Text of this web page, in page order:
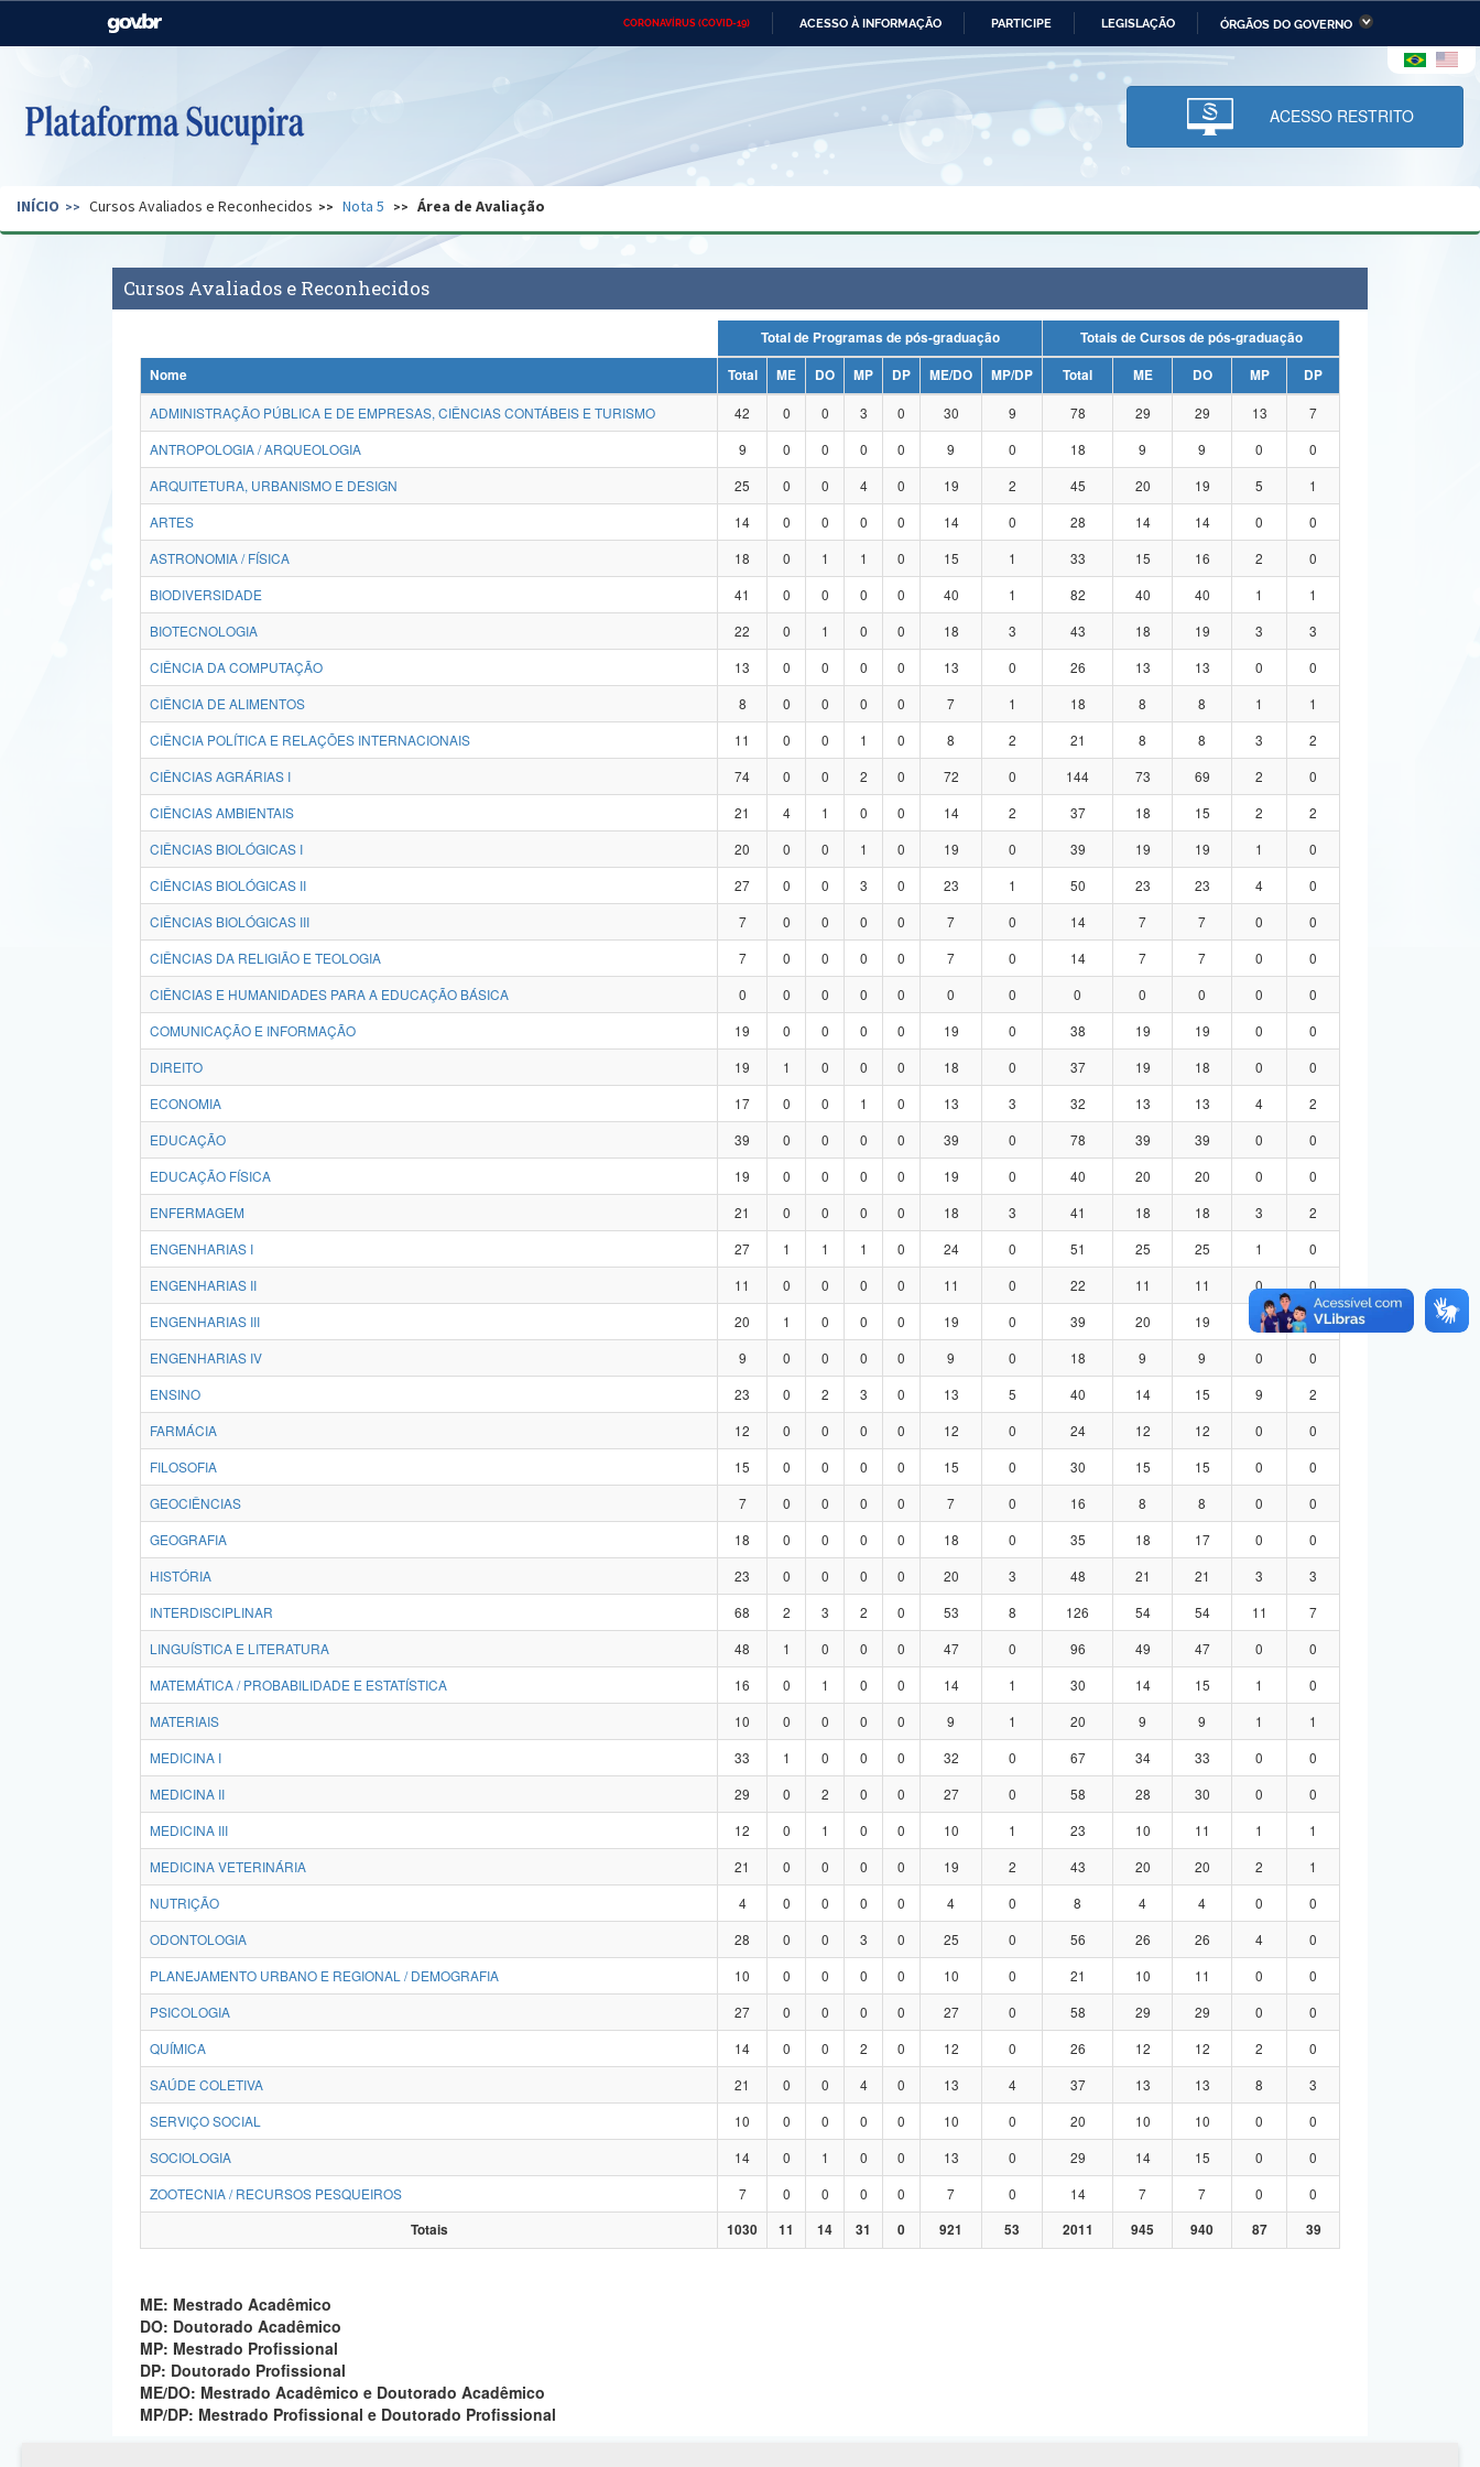
CORONAVÍRUS (COVID-19) ACESSO À INFORMAÇÃO PARTICIPE LEGISLAÇÃO ÓRGÃOS DO GOVERNO
Casa Civil Ministério das Relações Ministério da Economia Ministério da Infraestrutura
Pecuária e Abastecimento
Ministério da Ciência,
Tecnologia, Inovações e
Comunicações
Ministério do Desenvolvimento
Regional e dos Direitos Humanos
Secretaria de Governo Gabinete de Segurança Advocacia-Geral da União Banco Central do Brasil Planalto
ACESSO RESTRITO
INÍCIO Cursos Avaliados e Reconhecidos Nota 5 Área de Avaliação
Cursos Avaliados e Reconhecidos
Total de Programas de pós-graduação
Totais de Cursos de pós-graduação
Nome
Total ME DO MP DP ME/DO MP/DP Total ME DO MP
DP
ADMINISTRAÇÃO PÚBLICA E DE EMPRESAS, CIÊNCIAS CONTÁBEIS E TURISMO
42 0 0 3 0 30 9 78 29 29 13
7
ANTROPOLOGIA / ARQUEOLOGIA
9 0 0 0 0 9 0 18 9 9 0
0
ARQUITETURA, URBANISMO E DESIGN
25 0 0 4 0 19 2 45 20 19 5
1
ARTES
14 0 0 0 0 14 0 28 14 14 0
0
ASTRONOMIA / FÍSICA
18 0 1 1 0 15 1 33 15 16 2
0
BIODIVERSIDADE
41 0 0 0 0 40 1 82 40 40 1
1
BIOTECNOLOGIA
22 0 1 0 0 18 3 43 18 19 3
3
CIÊNCIA DA COMPUTAÇÃO
13 0 0 0 0 13 0 26 13 13 0
0
CIÊNCIA DE ALIMENTOS
8 0 0 0 0 7 1 18 8 8 1
1
CIÊNCIA POLÍTICA E RELAÇÕES INTERNACIONAIS
11 0 0 1 0 8 2 21 8 8 3
2
CIÊNCIAS AGRÁRIAS I
74 0 0 2 0 72 0 144 73 69 2
0
CIÊNCIAS AMBIENTAIS
21 4 1 0 0 14 2 37 18 15 2
2
CIÊNCIAS BIOLÓGICAS I
20 0 0 1 0 19 0 39 19 19 1
0
CIÊNCIAS BIOLÓGICAS II
27 0 0 3 0 23 1 50 23 23 4
0
CIÊNCIAS BIOLÓGICAS III
7 0 0 0 0 7 0 14 7 7 0
0
CIÊNCIAS DA RELIGIÃO E TEOLOGIA
7 0 0 0 0 7 0 14 7 7 0
0
CIÊNCIAS E HUMANIDADES PARA A EDUCAÇÃO BÁSICA
0 0 0 0 0 0 0 0 0 0 0
0
COMUNICAÇÃO E INFORMAÇÃO
19 0 0 0 0 19 0 38 19 19 0
0
DIREITO
19 1 0 0 0 18 0 37 19 18 0
0
ECONOMIA
17 0 0 1 0 13 3 32 13 13 4
2
EDUCAÇÃO
39 0 0 0 0 39 0 78 39 39 0
0
EDUCAÇÃO FÍSICA
19 0 0 0 0 19 0 40 20 20 0
0
ENFERMAGEM
21 0 0 0 0 18 3 41 18 18 3
2
ENGENHARIAS I
27 1 1 1 0 24 0 51 25 25 1
0
ENGENHARIAS II
11 0 0 0 0 11 0 22 11 11 0
0
ENGENHARIAS III
20 1 0 0 0 19 0 39 20 19 0
0
ENGENHARIAS IV
9 0 0 0 0 9 0 18 9 9 0
0
ENSINO
23 0 2 3 0 13 5 40 14 15 9
2
FARMÁCIA
12 0 0 0 0 12 0 24 12 12 0
0
FILOSOFIA
15 0 0 0 0 15 0 30 15 15 0
0
GEOCIÊNCIAS
7 0 0 0 0 7 0 16 8 8 0
0
GEOGRAFIA
18 0 0 0 0 18 0 35 18 17 0
0
HISTÓRIA
23 0 0 0 0 20 3 48 21 21 3
3
INTERDISCIPLINAR
68 2 3 2 0 53 8 126 54 54 11
7
LINGUÍSTICA E LITERATURA
48 1 0 0 0 47 0 96 49 47 0
0
MATEMÁTICA / PROBABILIDADE E ESTATÍSTICA
16 0 1 0 0 14 1 30 14 15 1
0
MATERIAIS
10 0 0 0 0 9 1 20 9 9 1
1
MEDICINA I
33 1 0 0 0 32 0 67 34 33 0
0
MEDICINA II
29 0 2 0 0 27 0 58 28 30 0
0
MEDICINA III
12 0 1 0 0 10 1 23 10 11 1
1
MEDICINA VETERINÁRIA
21 0 0 0 0 19 2 43 20 20 2
1
NUTRIÇÃO
4 0 0 0 0 4 0 8 4 4 0
0
ODONTOLOGIA
28 0 0 3 0 25 0 56 26 26 4
0
PLANEJAMENTO URBANO E REGIONAL / DEMOGRAFIA
10 0 0 0 0 10 0 21 10 11 0
0
PSICOLOGIA
27 0 0 0 0 27 0 58 29 29 0
0
QUÍMICA
14 0 0 2 0 12 0 26 12 12 2
0
SAÚDE COLETIVA
21 0 0 4 0 13 4 37 13 13 8
3
SERVIÇO SOCIAL
10 0 0 0 0 10 0 20 10 10 0
0
SOCIOLOGIA
14 0 1 0 0 13 0 29 14 15 0
0
ZOOTECNIA / RECURSOS PESQUEIROS
7 0 0 0 0 7 0 14 7 7 0
0
Totais
1030 11 14 31 0 921 53 2011 945 940 87 39
ME: Mestrado Acadêmico
DO: Doutorado Acadêmico
MP: Mestrado Profissional
DP: Doutorado Profissional
ME/DO: Mestrado Acadêmico e Doutorado Acadêmico
MP/DP: Mestrado Profissional e Doutorado Profissional